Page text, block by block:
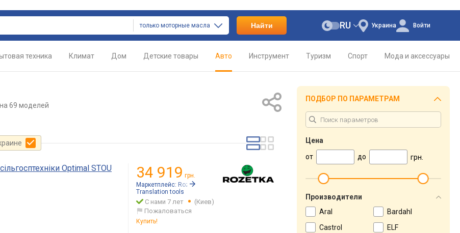
только моторные масла Найти Украина
RU Войти
техника Климат Дом Детские товары Авто Инструмент Туризм Спорт Мода и аксессуары
на 69 моделей
Optimal STOU
34 919 грн.
Маркетплейс: Rozetka.ua
Translation tools
С нами 7 лет
(Киев)
Пожаловаться
Купить!
ПОДБОР ПО ПАРАМЕТРАМ
Цена
от
до грн.
Производители
Aral
Bardahl
Castrol
ELF